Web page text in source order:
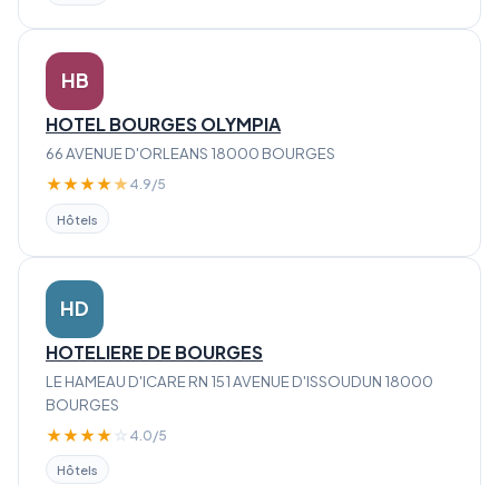
HB
HOTEL BOURGES OLYMPIA
66 AVENUE D'ORLEANS 18000 BOURGES
★★★★★ 4.9/5
Hôtels
HD
HOTELIERE DE BOURGES
LE HAMEAU D'ICARE RN 151 AVENUE D'ISSOUDUN 18000
BOURGES
★★★★ ☆ 4.0/5
Hôtels